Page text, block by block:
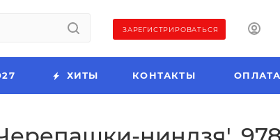
ЗАРЕГИСТРИРОВАТЬСЯ
ХИТЫ КОНТАКТЫ